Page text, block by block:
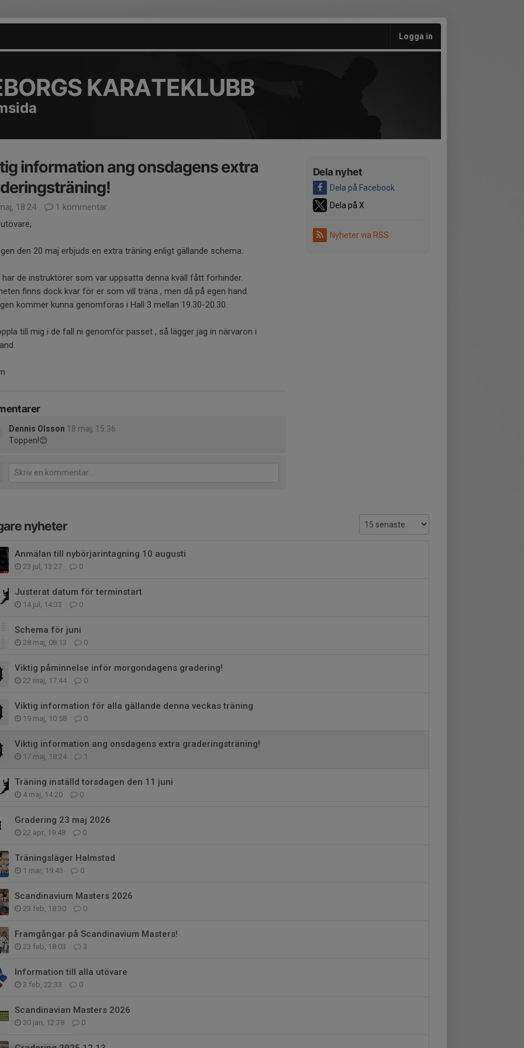
Logga in
KARATEKLUBB
Dela nyhet
Dela på Facebook
Dela på X
Nyheter via RSS
information ang onsdagens extra
18:24
1 kommentar
den 20 maj erbjuds en extra träning enligt gällande schema.
har de instruktörer som var uppsatta denna kväll fått förhinder.
finns dock kvar för er som vill träna , men då på egen hand.
kommer kunna genomföras i Hall 3 mellan 19.30-20.30.
till mig i de fall ni genomför passet , så lägger jag in närvaron i
Dennis Olsson 18 maj, 15:36
Toppen!😊
nyheter
Anmälan till nybörjarintagning 10 augusti
23 jul, 13:27 0
Justerat datum för terminstart
14 jul, 14:33 0
Schema för juni
28 maj, 08:13 0
Viktig påminnelse inför morgondagens gradering!
22 maj, 17:44 0
Viktig information för alla gällande denna veckas träning
19 maj, 10:58 0
Viktig information ang onsdagens extra graderingsträning!
17 maj, 18:24 1
Träning inställd torsdagen den 11 juni
4 maj, 14:20 0
Gradering 23 maj 2026
22 apr, 19:48 0
Träningsläger Halmstad
1 mar, 19:43 0
Scandinavium Masters 2026
23 feb, 18:30 0
Framgångar på Scandinavium Masters!
23 feb, 18:03 3
Information till alla utövare
3 feb, 22:33 0
Scandinavian Masters 2026
30 jan, 12:28 0